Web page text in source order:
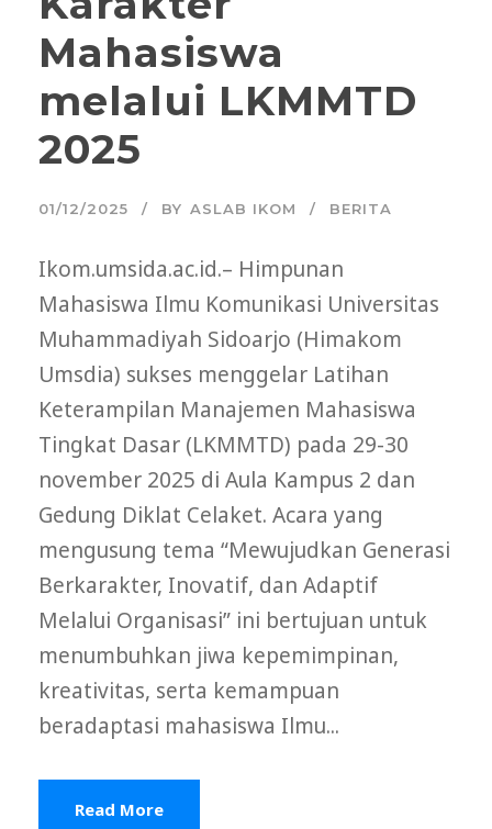
Mahasiswa
melalui LKMMTD
2025
01/12/2025 BY ASLAB IKOM BERITA
Ikom.umsida.ac.id.– Himpunan
Mahasiswa Ilmu Komunikasi Universitas
Muhammadiyah Sidoarjo (Himakom
Umsdia) sukses menggelar Latihan
Keterampilan Manajemen Mahasiswa
Tingkat Dasar (LKMMTD) pada 29-30
november 2025 di Aula Kampus 2 dan
Gedung Diklat Celaket. Acara yang
mengusung tema “Mewujudkan Generasi
Berkarakter, Inovatif, dan Adaptif
Melalui Organisasi” ini bertujuan untuk
menumbuhkan jiwa kepemimpinan,
kreativitas, serta kemampuan
beradaptasi mahasiswa Ilmu...
Read More